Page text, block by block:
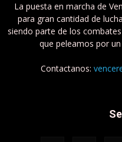
La puesta en marcha de
para gran cantidad de
siendo parte de los
que peleamos por
Contactanos: